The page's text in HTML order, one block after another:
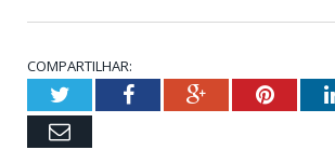
COMPARTILHAR:
TwitterFacebookGoogle+
Email